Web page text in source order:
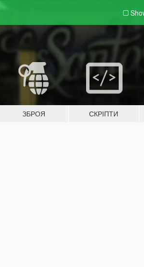
ЗБРОЯ СКРІПТИ